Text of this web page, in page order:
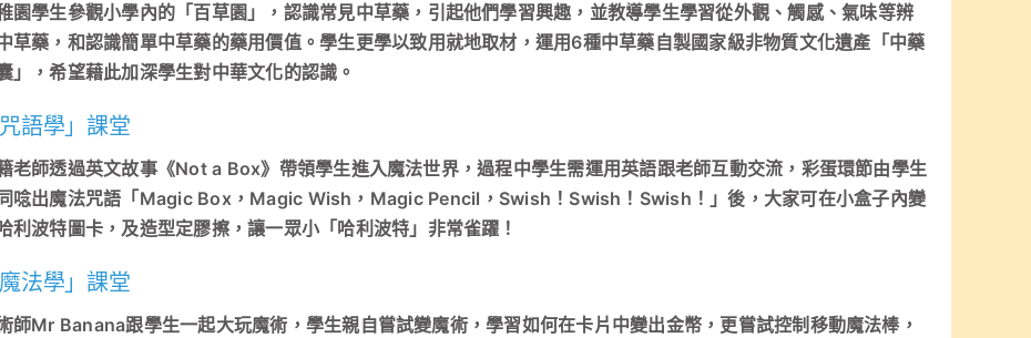
園學生參觀小學內的「百草園」，認識常見中草藥，引起他們學習興趣，並教導學生學習從外觀、觸感、氣味等辨
草藥，和認識簡單中草藥的藥用價值。學生更學以致用就地取材，運用6種中草藥自製國家級非物質文化遺產「中藥
」，希望藉此加深學生對中華文化的認識。
咒語學」課堂
老師透過英文故事《Not a Box》帶領學生進入魔法世界，過程中學生需運用英語跟老師互動交流，彩蛋環節由學生
唸出魔法咒語「Magic Box，Magic Wish，Magic Pencil，Swish！Swish！Swish！」後，大家可在小盒子內變
利波特圖卡，及造型定膠擦，讓一眾小「哈利波特」非常雀躍！
魔法學」課堂
師Mr Banana跟學生一起大玩魔術，學生親自嘗試變魔術，學習如何在卡片中變出金幣，更嘗試控制移動魔法棒，